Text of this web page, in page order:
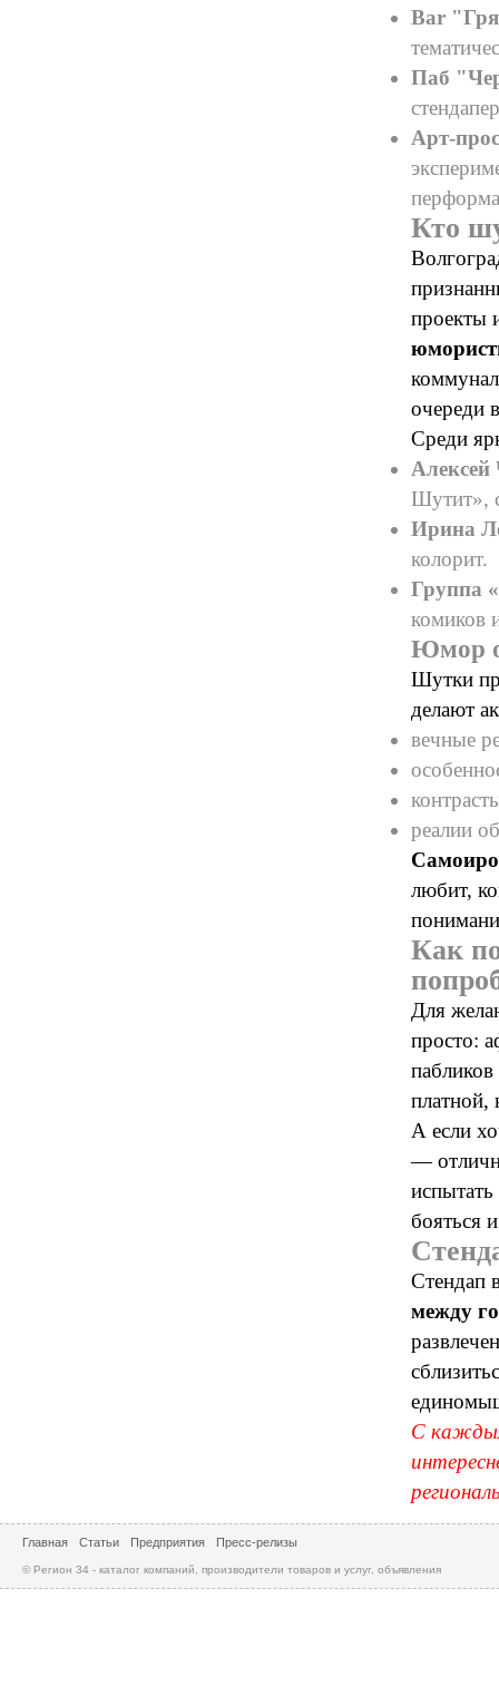
Bar
Паб
Арт-
Кто
проекты
очереди
Среди
Алексей
Шутит»,
Ирина
колорит.
Группа
комиков
Юмор о
Шутки
делают
вечные
реалии
любит,
Как
Для
просто:
платной,
А если
—
бояться
Стендап
между
С каждым
Главная Статьи Предприятия Пресс-релизы
© Регион 34 - каталог компаний, производители товаров и услуг, объявления